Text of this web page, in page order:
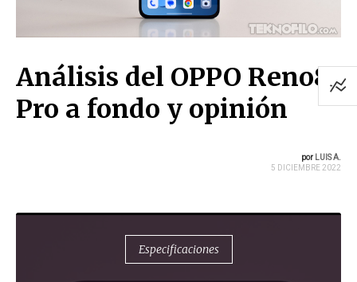
Análisis del OPPO Reno8
Pro a fondo y opinión
por LUIS A.
5 DICIEMBRE 2022
Especificaciones